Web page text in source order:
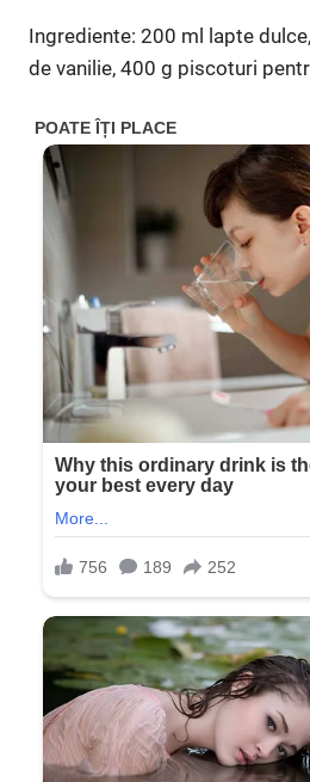
Ingrediente: 200 ml lapte
de vanilie, 400 g piscoturi